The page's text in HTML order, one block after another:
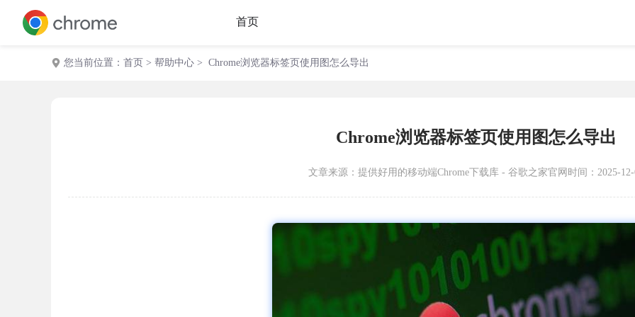
首页
您当前位置： 首页 > 帮助中心 > Chrome浏览器标签页使用图怎么导出
Chrome浏览器标签页使用图怎么导出
文章来源： 提供好用的移动端Chrome下载库 - 谷歌之家官网 时间：2025-